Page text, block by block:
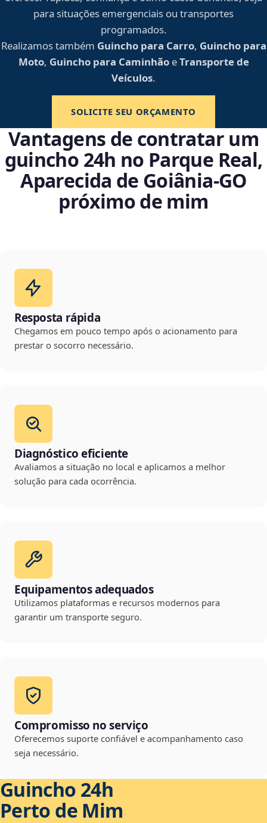
para situações emergenciais ou transportes
programados.
Realizamos também Guincho para Carro, Guincho para
Moto, Guincho para CaminhãoeTransporte de
Veículos.
SOLICITE SEU ORÇAMENTO
Vantagens de contratar um
guincho 24h no Parque Real,
Aparecida de Goiânia‑GO
próximo de mim
Resposta rápida
Chegamos em pouco tempo após o acionamento para
prestar o socorro necessário.
Diagnóstico eficiente
Avaliamos a situação no local e aplicamos a melhor
solução para cada ocorrência.
Equipamentos adequados
Utilizamos plataformas e recursos modernos para
garantir um transporte seguro.
Compromisso no serviço
Oferecemos suporte confiável e acompanhamento caso
seja necessário.
Guincho 24h
Perto de Mim